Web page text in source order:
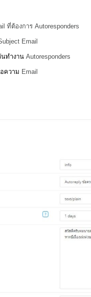
ที่ต้องการ Autoresponders
Email
ทำงาน Autoresponders
ความ Email